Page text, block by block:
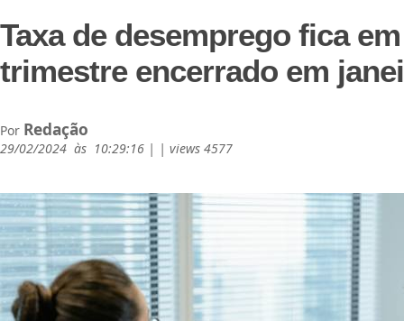
Taxa de desemprego fica
trimestre encerrado em
Por Redação
29/02/2024 às 10:29:16 | | views 4577